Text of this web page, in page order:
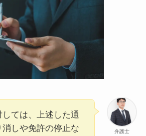
弁護士
ては、上述した通
消しや免許の停止な